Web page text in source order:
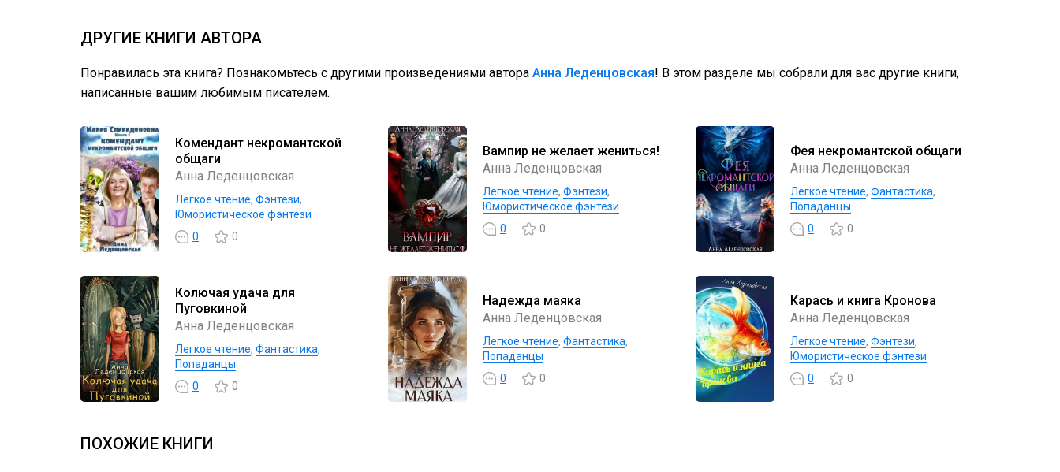
ДРУГИЕ КНИГИ АВТОРА
Понравилась эта книга? Познакомьтесь с другими произведениями автора Анна Леденцовская! В этом разделе мы собрали для вас другие книги,
написанные вашим любимым писателем.
Комендант некромантской
общаги
Анна Леденцовская
Легкое чтение, Фэнтези,
Юмористическое фэнтези
0
0
Вампир не желает жениться!
Анна Леденцовская
Легкое чтение, Фэнтези,
Юмористическое фэнтези
0
0
Фея некромантской общаги
Анна Леденцовская
Легкое чтение, Фантастика,
Попаданцы
0
0
Колючая удача для
Пуговкиной
Анна Леденцовская
Легкое чтение, Фантастика,
Попаданцы
0
0
Надежда маяка
Анна Леденцовская
Легкое чтение, Фантастика,
Попаданцы
0
0
Карась и книга Кронова
Анна Леденцовская
Легкое чтение, Фэнтези,
Юмористическое фэнтези
0
0
ПОХОЖИЕ КНИГИ